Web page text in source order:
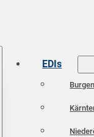
EDIs